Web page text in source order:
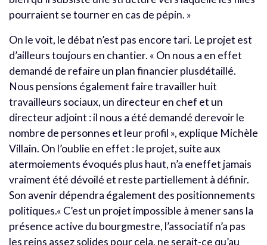
pourraient se tourner en cas de pépin. »
On le voit, le débat n’est pas encore tari. Le projet est
d’ailleurs toujours en chantier. « On nous a en effet
demandé de refaire un plan financier plusdétaillé.
Nous pensions également faire travailler huit
travailleurs sociaux, un directeur en chef et un
directeur adjoint : il nous a été demandé derevoir le
nombre de personnes et leur profil », explique Michèle
Villain. On l’oublie en effet : le projet, suite aux
atermoiements évoqués plus haut, n’a eneffet jamais
vraiment été dévoilé et reste partiellement à définir.
Son avenir dépendra également des positionnements
politiques.« C’est un projet impossible à mener sans la
présence active du bourgmestre, l’associatif n’a pas
les reins assez solides pour cela, ne serait-ce qu’au